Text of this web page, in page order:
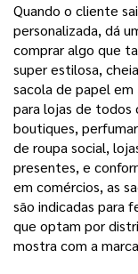
Quando o cliente
personalizada, dá
comprar algo que
super estilosa,
sacola de papel em
para lojas de todos
boutiques,
de roupa social,
presentes, e
em comércios, as
são indicadas para
que optam por
mostra com a